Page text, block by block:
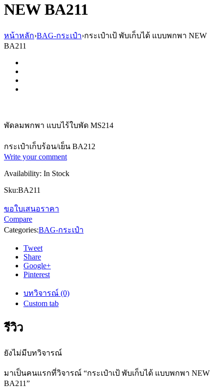
NEW BA211
หน้าหลัก›BAG-กระเป๋า›กระเป๋าเป้ พับเก็บได้ แบบพกพา NEW
BA211
พัดลมพกพา แบบไร้ใบพัด MS214
กระเป๋าเก็บร้อน/เย็น BA212
Write your comment
Availability: In Stock
Sku:BA211
ขอใบเสนอราคา
Compare
Categories:BAG-กระเป๋า
Tweet
Share
Google+
Pinterest
บทวิจารณ์ (0)
Custom tab
รีวิว
ยังไม่มีบทวิจารณ์
มาเป็นคนแรกที่วิจารณ์ “กระเป๋าเป้ พับเก็บได้ แบบพกพา NEW
BA211”